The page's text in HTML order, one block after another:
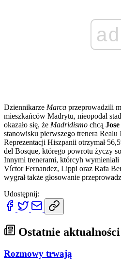
ad
Dziennikarze Marca przeprowadzili
mieszkańców Madrytu, nieopodal
okazało się, że Madridismo chcą
stanowisku pierwszego trenera
Reprezentacji Hiszpanii otrzymał
del Bosque, którego powrotu życzy
Innymi trenerami, którcyh
Víctor Fernandez, Lippi oraz Rafa
wygrał także głosowanie
Udostępnij:
Ostatnie aktualności
Rozmowy trwają